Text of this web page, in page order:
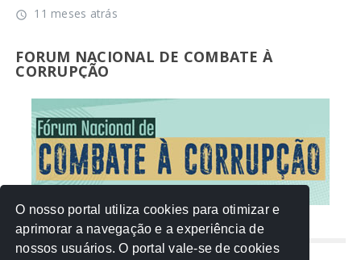
access_time 11 meses atrás
FORUM NACIONAL DE COMBATE À
CORRUPÇÃO
NUVEM DE TAGS
O nosso portal utiliza cookies para otimizar e
aprimorar a navegação e a experiência de
nossos usuários. O portal vale-se de cookies